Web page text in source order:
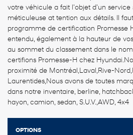
votre véhicule a fait l'objet d'un service
méticuleuse at tention aux détails. Il
programme de certification Promesse
entendu, également à la hauteur de
au sommet du classement dans le
certifions Promesse-H chez
proximité de Montréal,Laval,Rive-
Laurentides,Nous avons de toutes
dans notre inventaire, berline,
hayon, camion, sedan, S.U.V.,AWD, 4x4
OPTIONS